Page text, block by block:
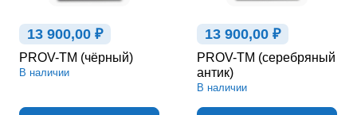
13 900,00 ₽
PROV-TM (чёрный)
В наличии
13 900,00 ₽
PROV-TM (серебряный
антик)
В наличии